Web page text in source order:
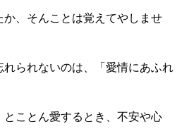
、そんことは覚えてやしませ
られないのは、「愛情にあふれ
ことん愛するとき、不安や心